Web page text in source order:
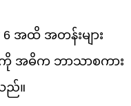
6 အထိ အတန်းများ
အဓိက ဘာသာစကား
ည်။